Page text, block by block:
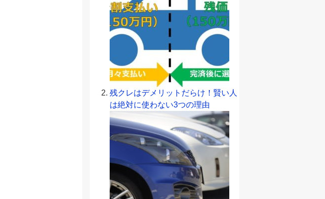
残クレはデメリットだらけ！賢い人
は絶対に使わない3つの理由